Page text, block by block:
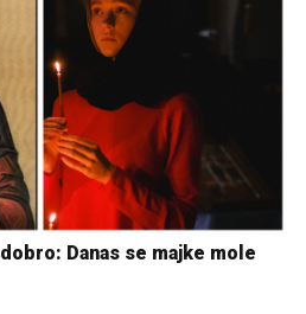
Danas se majke mole